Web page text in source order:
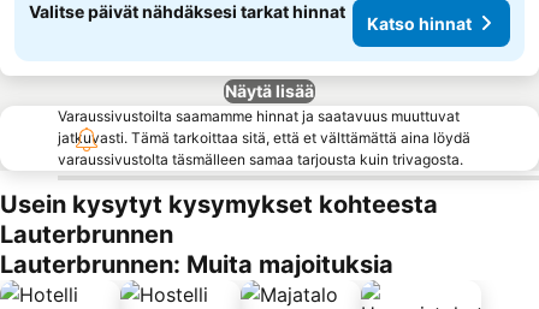
Valitse päivät nähdäksesi tarkat hinnat
Katso hinnat
Näytä lisää
Varaussivustoilta saamamme hinnat ja saatavuus muuttuvat
jatkuvasti. Tämä tarkoittaa sitä, että et välttämättä aina löydä
varaussivustolta täsmälleen samaa tarjousta kuin trivagosta.
Usein kysytyt kysymykset kohteesta
Lauterbrunnen
Lauterbrunnen: Muita majoituksia